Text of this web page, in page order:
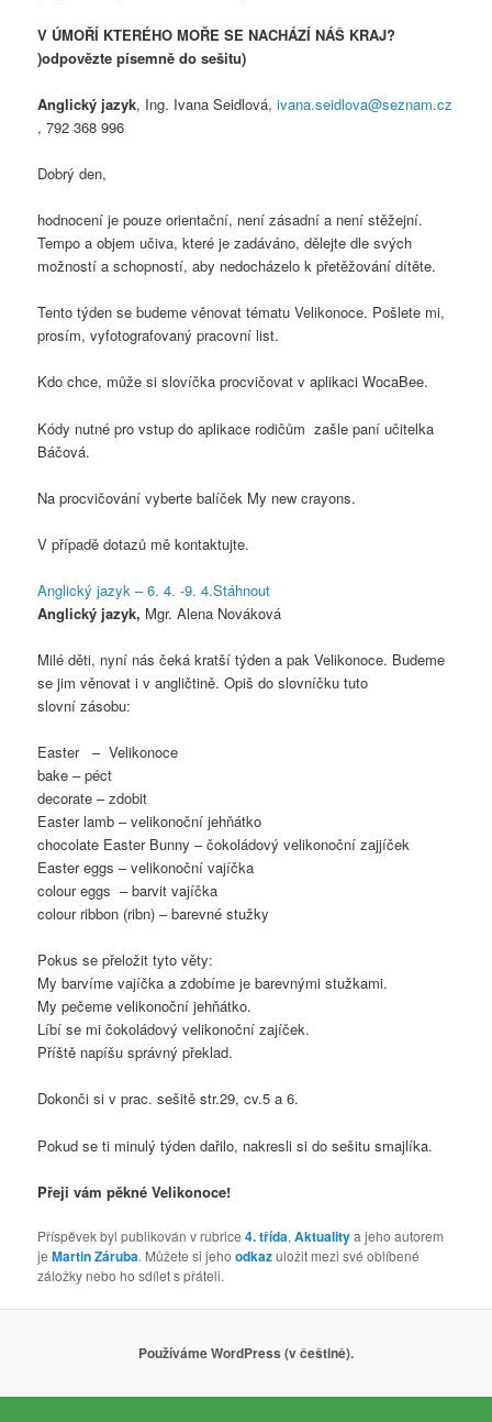
V ÚMOŘÍ KTERÉHO MOŘE SE NACHÁZÍ NÁŠ KRAJ?
)odpovězte písemně do sešitu)
Anglický jazyk, Ing. Ivana Seidlová,ivana.seidlova@seznam.cz
, 792 368 996
Dobrý den,
hodnocení je pouze orientační, není zásadní a není stěžejní.
Tempo a objem učiva, které je zadáváno, dělejte dle svých
možností a schopností, aby nedocházelo k přetěžování dítěte.
Tento týden se budeme věnovat tématu Velikonoce. Pošlete mi,
prosím, vyfotografovaný pracovní list.
Kdo chce, může si slovíčka procvičovat v aplikaci WocaBee.
Kódy nutné pro vstup do aplikace rodičům zašle paní učitelka
Báčová.
Na procvičování vyberte balíček My new crayons.
V případě dotazů mě kontaktujte.
Anglický jazyk – 6. 4. -9. 4.Stáhnout
Anglický jazyk, Mgr. Alena Nováková
Milé děti, nyní nás čeká kratší týden a pak Velikonoce. Budeme
se jim věnovat i v angličtině. Opiš do slovníčku tuto
slovní zásobu:
Easter – Velikonoce
bake – péct
decorate – zdobit
Easter lamb – velikonoční jehňátko
chocolate Easter Bunny – čokoládový velikonoční zajjíček
Easter eggs – velikonoční vajíčka
colour eggs – barvit vajíčka
colour ribbon (ribn) – barevné stužky
Pokus se přeložit tyto věty:
My barvíme vajíčka a zdobíme je barevnými stužkami.
My pečeme velikonoční jehňátko.
Líbí se mi čokoládový velikonoční zajíček.
Příště napíšu správný překlad.
Dokonči si v prac. sešitě str.29, cv.5 a 6.
Pokud se ti minulý týden dařilo, nakresli si do sešitu smajlíka.
Přeji vám pěkné Velikonoce!
Příspěvek byl publikován v rubrice4. třída,Aktualitya jeho autorem
jeMartin Záruba. Můžete si jehoodkazuložit mezi své oblíbené
záložky nebo ho sdílet s přáteli.
Používáme WordPress (v češtině).